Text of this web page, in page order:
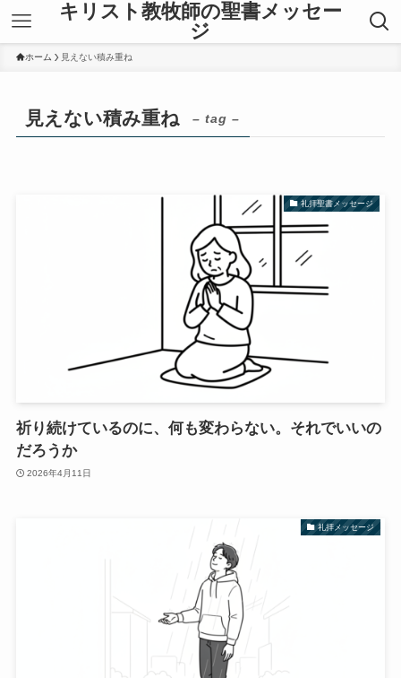
キリスト教牧師の聖書メッセー
ジ
ホーム 見えない積み重ね
見えない積み重ね – tag –
礼拝聖書メッセージ
祈り続けているのに、何も変わらない。それでいいの
だろうか
2026年4月11日
礼拝メッセージ